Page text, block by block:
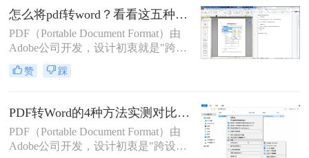
论文需调整格式，稍有不慎就会出现
排版错乱、文字丢失、表格变形等问
题。
怎么将pdf转word？看看这五种转换方法！
PDF（Portable Document Format）由
Adobe公司开发，设计初衷就是"跨设
备一致性呈现"——无论在什么设备
上打开，排版都完全一样。这个优点
用固定坐标记录每个文字、图形的精
确位置，而Word是流式排版，内容从
上到下流动、自动换行。
赞 踩
PDF转Word的4种方法实测对比（附还原度对比表）！
PDF（Portable Document Format）由
Adobe公司开发，设计初衷是"跨设备